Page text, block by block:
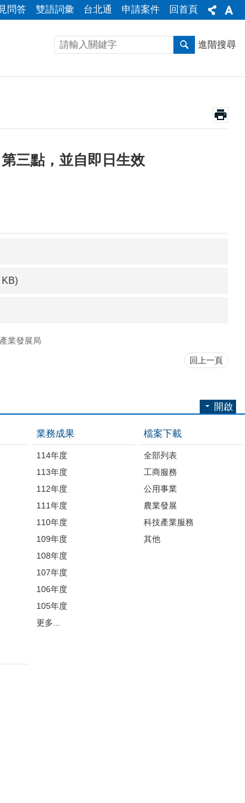
問答 雙語詞彙 台北通 申請案件 回首頁
進階搜尋
三點，並自即日生效
KB)
業發展局
回上一頁
開啟
業務成果
114年度
113年度
112年度
111年度
110年度
109年度
108年度
107年度
106年度
105年度
更多...
檔案下載
全部列表
工商服務
公用事業
農業發展
科技產業服務
其他